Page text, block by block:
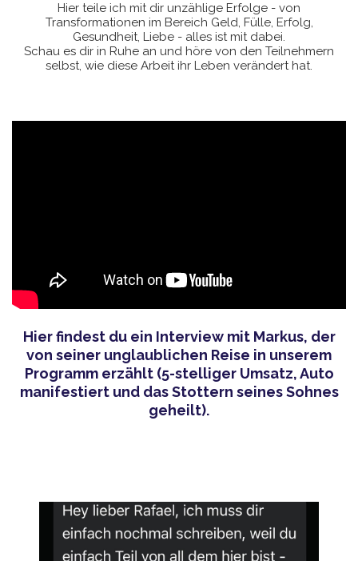
Hier teile ich mit dir unzählige Erfolge - von
Transformationen im Bereich Geld, Fülle, Erfolg,
Gesundheit, Liebe - alles ist mit dabei.
Schau es dir in Ruhe an und höre von den Teilnehmern
selbst, wie diese Arbeit ihr Leben verändert hat.
Hier findest du ein Interview mit Markus, der
von seiner unglaublichen Reise in unserem
Programm erzählt (5-stelliger Umsatz, Auto
manifestiert und das Stottern seines Sohnes
geheilt).